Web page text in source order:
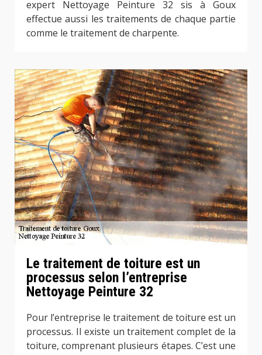
expert Nettoyage Peinture 32 sis à Goux
effectue aussi les traitements de chaque partie
comme le traitement de charpente.
Le traitement de toiture est un
processus selon l’entreprise
Nettoyage Peinture 32
Pour l’entreprise le traitement de toiture est un
processus. Il existe un traitement complet de la
toiture, comprenant plusieurs étapes. C’est une